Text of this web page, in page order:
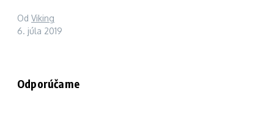
Od Viking
6. júla 2019
Odporúčame